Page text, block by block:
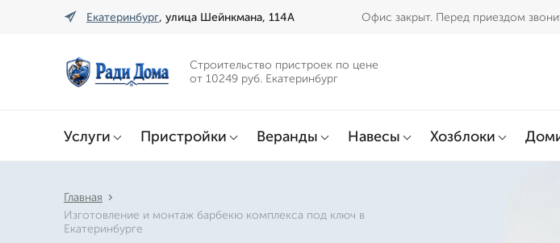
Екатеринбург, улица Шейнкмана, 114А Офис закрыт. Перед приездом
Строительство пристроек по цене
от 10249 руб. Екатеринбург
Услуги Пристройки Веранды Навесы Хозблоки
Главная
Изготовление и монтаж барбекю комплекса под ключ в
Екатеринбурге